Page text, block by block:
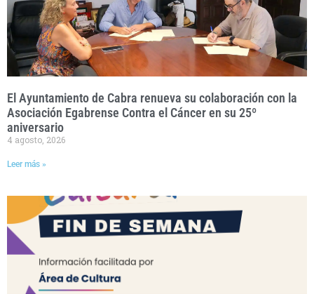
El Ayuntamiento de Cabra renueva su colaboración con la
Asociación Egabrense Contra el Cáncer en su 25º
aniversario
4 agosto, 2026
Leer más »